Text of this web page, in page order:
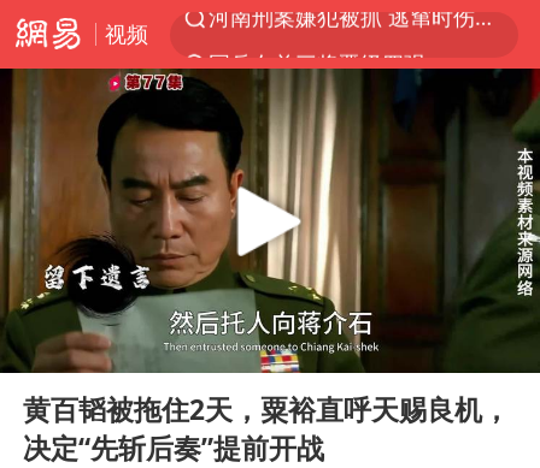
视频
国乒女单三将晋级四强
光影经济撬动暑期消费新蓝海
陈思诚零点晒照为佟丽娅庆生
郑丽文：台湾从来没有“独立”过
新疆优化调整景区内自驾服务费
情侣平潭拍日出坠崖1死1伤
杭州全市有序停课
Play
00:00
黄百韬被拖住2天，粟裕直呼天赐良机，
决定“先斩后奏”提前开战